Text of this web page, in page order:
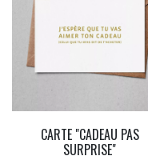
CARTE "CADEAU PAS
SURPRISE"